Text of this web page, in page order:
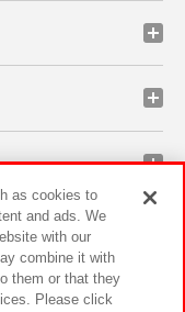
as cookies to
and ads. We
with our
combine it with
them or that they
Please click